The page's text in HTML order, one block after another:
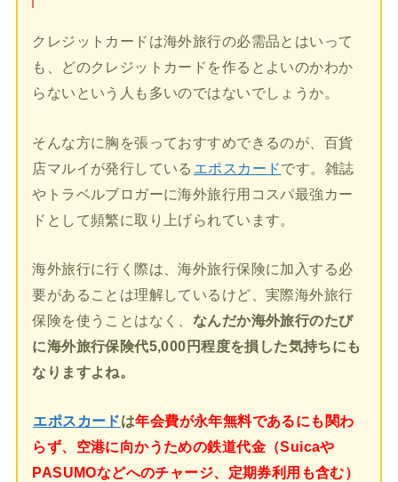
クレジットカードは海外旅行の必需品とはいって
も、どのクレジットカードを作るとよいのかわか
らないという人も多いのではないでしょうか。
そんな方に胸を張っておすすめできるのが、百貨
店マルイが発行している エポスカードです。雑誌
やトラベルブロガーに海外旅行用コスパ最強カー
ドとして頻繁に取り上げられています。
海外旅行に行く際は、海外旅行保険に加入する必
要があることは理解しているけど、実際海外旅行
保険を使うことはなく、 なんだか海外旅行のたび
に海外旅行保険代5,000円程度を損した気持ちにも
なりますよね。
エポスカードは年会費が永年無料であるにも関わ
らず、空港に向かうための鉄道代金（Suicaや
PASUMOなどへのチャージ、定期券利用も含む）